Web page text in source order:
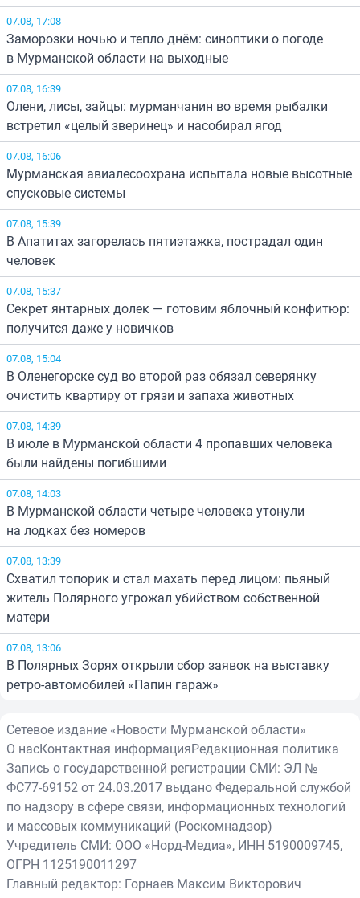
07.08, 17:08
Заморозки ночью и тепло днём: синоптики о погоде
в Мурманской области на выходные
07.08, 16:39
Олени, лисы, зайцы: мурманчанин во время рыбалки
встретил «целый зверинец» и насобирал ягод
07.08, 16:06
Мурманская авиалесоохрана испытала новые высотные
спусковые системы
07.08, 15:39
В Апатитах загорелась пятиэтажка, пострадал один
человек
07.08, 15:37
Секрет янтарных долек — готовим яблочный конфитюр:
получится даже у новичков
07.08, 15:04
В Оленегорске суд во второй раз обязал северянку
очистить квартиру от грязи и запаха животных
07.08, 14:39
В июле в Мурманской области 4 пропавших человека
были найдены погибшими
07.08, 14:03
В Мурманской области четыре человека утонули
на лодках без номеров
07.08, 13:39
Схватил топорик и стал махать перед лицом: пьяный
житель Полярного угрожал убийством собственной
матери
07.08, 13:06
В Полярных Зорях открыли сбор заявок на выставку
ретро-автомобилей «Папин гараж»
Сетевое издание «Новости Мурманской области»
О насКонтактная информацияРедакционная политика
Запись о государственной регистрации СМИ: ЭЛ №
ФС77-69152 от 24.03.2017 выдано Федеральной службой
по надзору в сфере связи, информационных технологий
и массовых коммуникаций (Роскомнадзор)
Учредитель СМИ: ООО «Норд-Медиа», ИНН 5190009745,
ОГРН 1125190011297
Главный редактор: Горнаев Максим Викторович